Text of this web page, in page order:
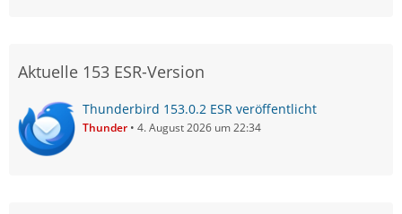
Aktuelle 153 ESR-Version
Thunderbird 153.0.2 ESR veröffentlicht
Thunder 4. August 2026 um 22:34